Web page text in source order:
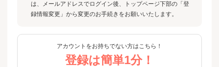
は、メールアドレスでログイン後、トップページ下部の「登
録情報変更」から変更のお手続きをお願いいたします。
アカウントをお持ちでない方はこちら！
登録は簡単1分！